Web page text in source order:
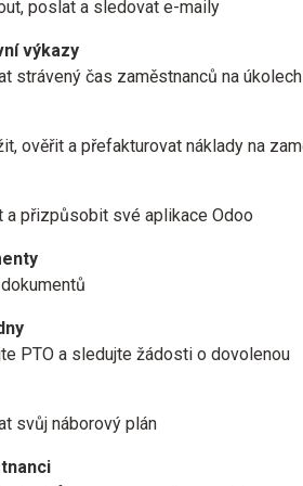
poslat a sledovat e-maily
výkazy
strávený čas zaměstnanců na úkolech
ověřit a přefakturovat náklady na
a přizpůsobit své aplikace Odoo
PTO a sledujte žádosti o dovolenou
svůj náborový plán